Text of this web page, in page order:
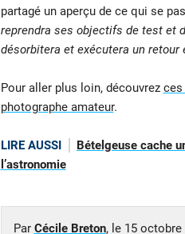
partagé un aperçu de ce qui se
reprendra ses objectifs de test et
désorbitera et exécutera un
Pour aller plus loin, découvrez ces
photographe amateur.
LIRE AUSSI
Bételgeuse cache
l’astronomie
Par Cécile Breton, le 15 octobre